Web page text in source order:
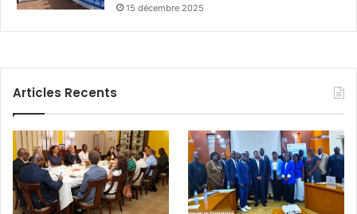
15 décembre 2025
Articles Recents